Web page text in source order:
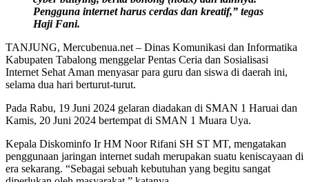
Pengguna internet harus cerdas dan kreatif,” tegas
Haji Fani.
TANJUNG, Mercubenua.net – Dinas Komunikasi dan Informatika
Kabupaten Tabalong menggelar Pentas Ceria dan Sosialisasi
Internet Sehat Aman menyasar para guru dan siswa di daerah ini,
selama dua hari berturut-turut.
Pada Rabu, 19 Juni 2024 gelaran diadakan di SMAN 1 Haruai dan
Kamis, 20 Juni 2024 bertempat di SMAN 1 Muara Uya.
Kepala Diskominfo Ir HM Noor Rifani SH ST MT, mengatakan
penggunaan jaringan internet sudah merupakan suatu keniscayaan di
era sekarang. “Sebagai sebuah kebutuhan yang begitu sangat